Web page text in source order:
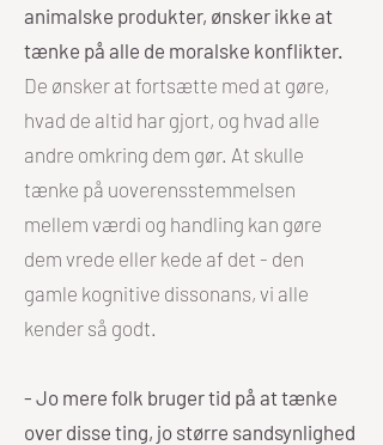
animalske produkter, ønsker ikke at
tænke på alle de moralske konflikter.
De ønsker at fortsætte med at gøre,
hvad de altid har gjort, og hvad alle
andre omkring dem gør. At skulle
tænke på uoverensstemmelsen
mellem værdi og handling kan gøre
dem vrede eller kede af det - den
gamle kognitive dissonans, vi alle
kender så godt.
- Jo mere folk bruger tid på at tænke
over disse ting, jo større sandsynlighed